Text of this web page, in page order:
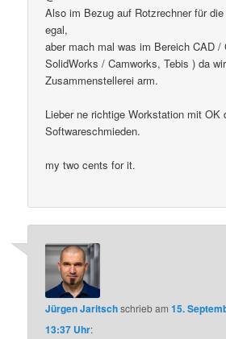
Also im Bezug auf Rotzrechner für
egal,
aber mach mal was im Bereich CAD /
SolidWorks / Camworks, Tebis ) da
Zusammenstellerei arm.
Lieber ne richtige Workstation mit OK
Softwareschmieden.
my two cents for it.
Jürgen Jaritschschriebam15.
13:37 Uhr: